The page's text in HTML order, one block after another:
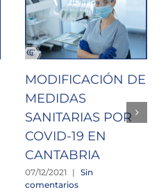
MODIFICACIÓN DE
MEDIDAS
SANITARIAS POR
COVID-19 EN
CANTABRIA
07/12/2021 | Sin
comentarios